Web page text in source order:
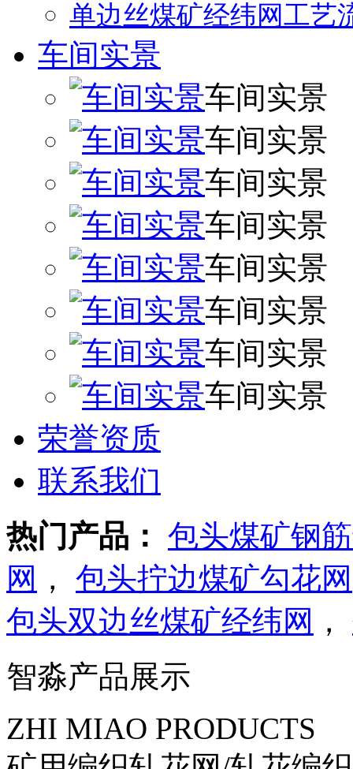
单边丝煤矿经纬网工艺
车间实景
车间实景
车间实景
车间实景
车间实景
车间实景
车间实景
车间实景
车间实景
荣誉资质
联系我们
热门产品： 包头煤矿钢
网 ， 包头拧边煤矿勾花网
包头双边丝煤矿经纬网 ，
智淼产品展示
ZHI MIAO PRODUCTS